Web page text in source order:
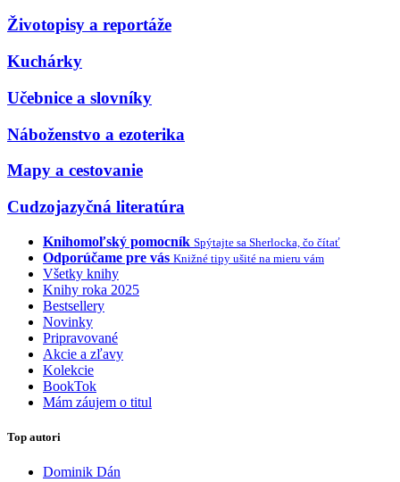
Životopisy a reportáže
Kuchárky
Učebnice a slovníky
Náboženstvo a ezoterika
Mapy a cestovanie
Cudzojazyčná literatúra
Knihomoľský pomocník Spýtajte sa Sherlocka, čo čítať
Odporúčame pre vás Knižné tipy ušité na mieru vám
Všetky knihy
Knihy roka 2025
Bestsellery
Novinky
Pripravované
Akcie a zľavy
Kolekcie
BookTok
Mám záujem o titul
Top autori
Dominik Dán